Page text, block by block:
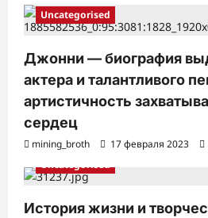
Uncategorised
Джонни — биография
актера и талантливого
артистичность
сердец
mining_broth 17 февраля 2023
Uncategorised
История жизни и